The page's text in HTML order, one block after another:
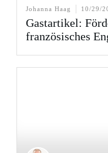
Johanna Haag 10/29/
Gastartikel:
französisches